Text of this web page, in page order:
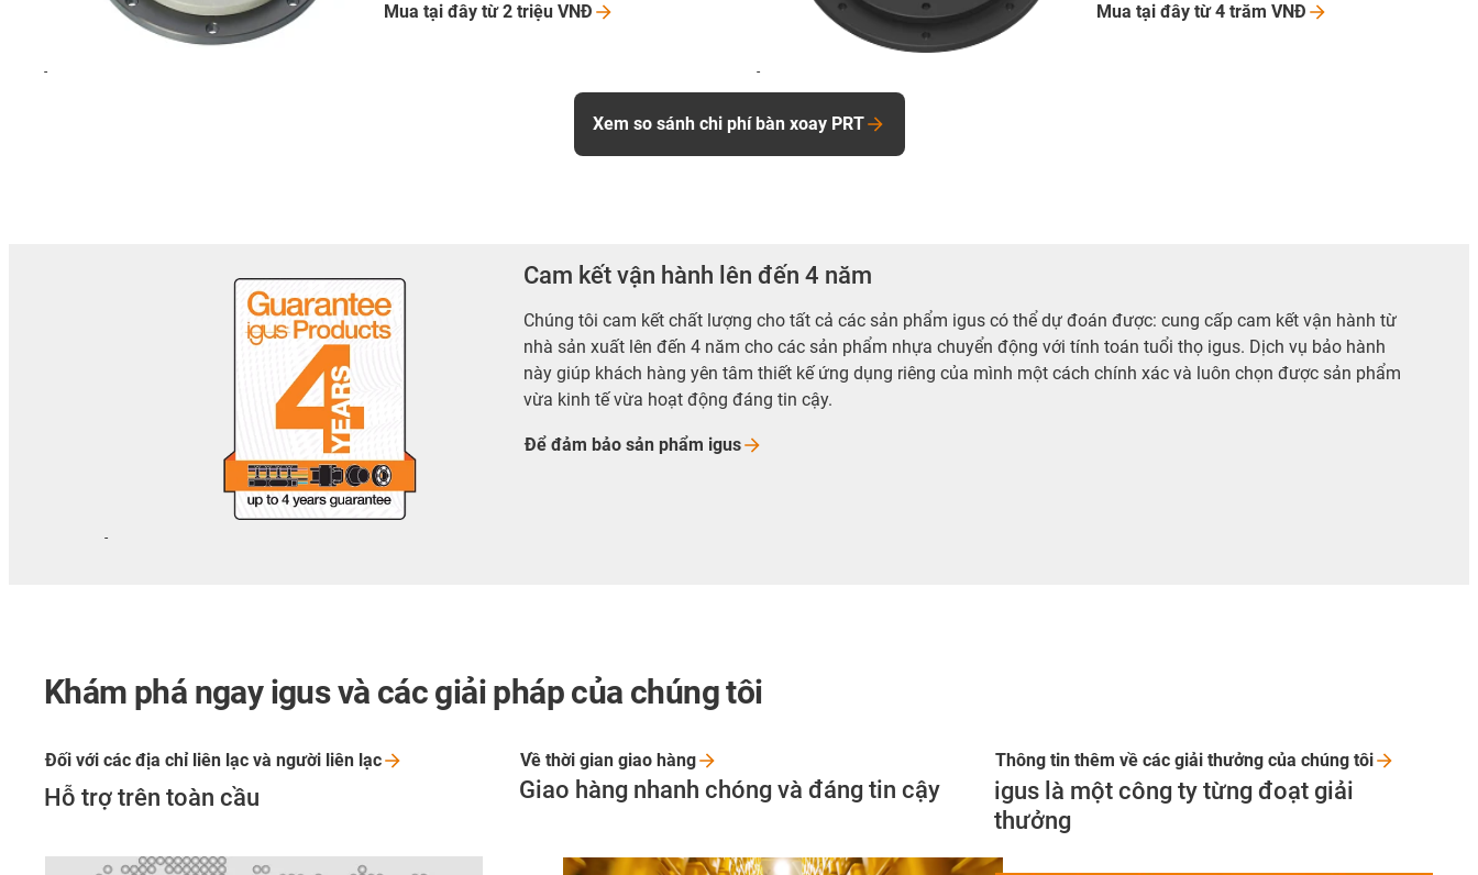
-
Mua tại đây từ 2 triệu VNĐ
-
Mua tại đây từ 4 trăm VNĐ
Xem so sánh chi phí bàn xoay PRT
-
Cam kết vận hành lên đến 4 năm
Chúng tôi cam kết chất lượng cho tất cả các sản phẩm igus có thể dự đoán được: cung cấp cam kết vận hành từ
nhà sản xuất lên đến 4 năm cho các sản phẩm nhựa chuyển động với tính toán tuổi thọ igus. Dịch vụ bảo hành
này giúp khách hàng yên tâm thiết kế ứng dụng riêng của mình một cách chính xác và luôn chọn được sản phẩm
vừa kinh tế vừa hoạt động đáng tin cậy.
Để đảm bảo sản phẩm igus
Khám phá ngay igus và các giải pháp của chúng tôi
Hỗ trợ trên toàn cầu
Đối với các địa chỉ liên lạc và người liên lạc
Giao hàng nhanh chóng và đáng tin cậy
Về thời gian giao hàng
igus là một công ty từng đoạt giải
thưởng
Thông tin thêm về các giải thưởng của chúng tôi